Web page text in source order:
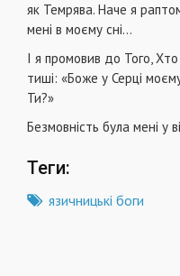
як Темрява. Наче я
мені в моєму сні...
І я промовив до Того, Хто
тиші: «Боже у Серці
Ти?»
Безмовність була мені у
Теги:
язичницькі боги